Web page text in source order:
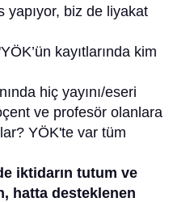
yapıyor, biz de liyakat
kayıtlarında kim
hiç yayını/eseri
ve profesör olanlara
YÖK'te var tüm
iktidarın tutum ve
hatta desteklenen